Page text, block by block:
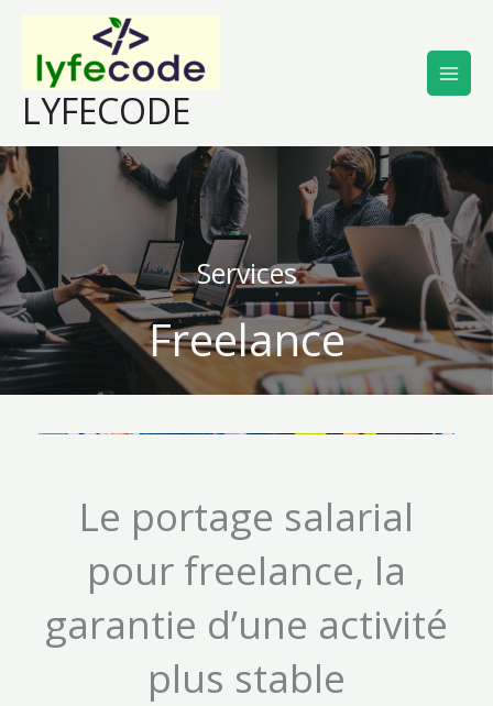
contenu
LYFECODE
Services
Freelance
Le portage salarial
pour freelance, la
garantie d’une activité
plus stable